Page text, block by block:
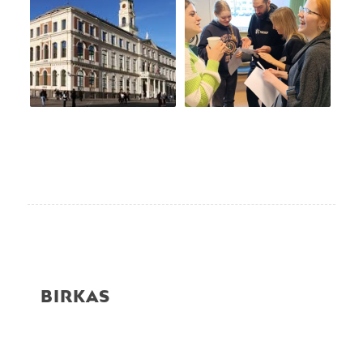
BIRKAS